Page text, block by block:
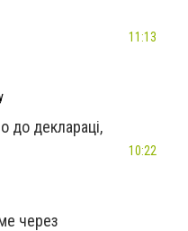
до деклараці,
через
11:13
10:22